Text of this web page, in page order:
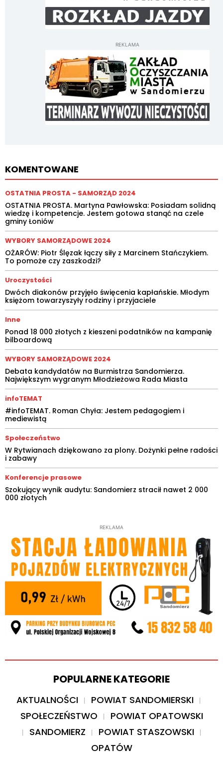
REKLAMA
KOMENTOWANE
OSTATNIA PROSTA - SAMORZĄD 2024
OSTATNIA PROSTA. Martyna Pawłowska: Posiadam solidną
wiedzę i kompetencje. Jestem gotowa stanąć na czele
gminy Łoniów
WYBORY SAMORZĄDOWE 2024
OŻARÓW: Piotr Ślęzak łączy siły z Marcinem Stańczykiem.
To pomoże czy zaszkodzi?
Uroczystości
Dwóch diakonów przyjęło święcenia kapłańskie. Młodym
księżom towarzyszyły rodziny i przyjaciele
Inne
Ponad 18 000 złotych z kieszeni podatników na kampanię
bilboardową
WYBORY SAMORZĄDOWE 2024
Debata kandydatów na Burmistrza Sandomierza.
Największym wygranym Młodzieżowa Rada Miasta
infoTEMAT
#infoTEMAT. Roman Chyła: Jestem pedagogiem i
mediewistą
Społeczeństwo
W Rytwianach dziękowano za plony. Dożynki pełne radości
i zabawy
Konferencje prasowe
Szokujący wynik audytu: Sandomierz stracił nawet 2 000
000 złotych
REKLAMA
POPULARNE KATEGORIE
AKTUALNOŚCI
POWIAT SANDOMIERSKI
SPOŁECZEŃSTWO
POWIAT OPATOWSKI
SANDOMIERZ
POWIAT STASZOWSKI
OPATÓW